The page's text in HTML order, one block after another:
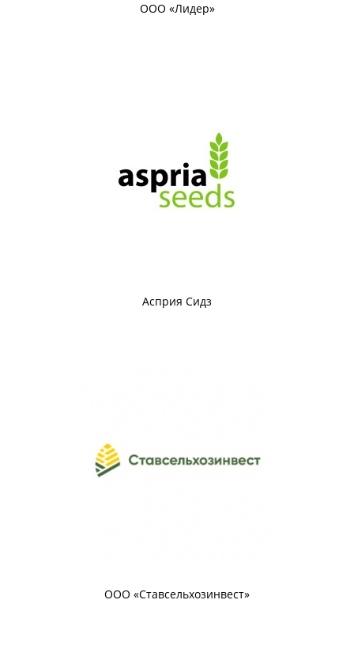
ООО «Лидер»
Асприя Сидз
ООО «Ставсельхозинвест»